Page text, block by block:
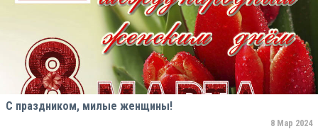
С праздником, милые женщины!
8 Мар 2024